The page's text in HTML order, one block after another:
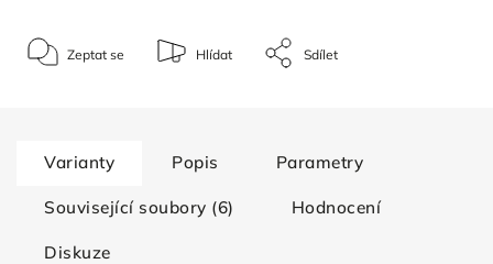
Zeptat se Hlídat Sdílet
Varianty Popis Parametry
Související soubory (6) Hodnocení
Diskuze